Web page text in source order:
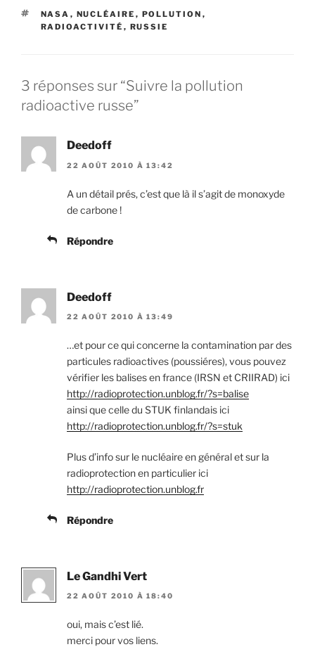
ÉTIQUETTES
NASA , NUCLÉAIRE , POLLUTION ,
RADIOACTIVITÉ , RUSSIE
3 réponses sur “Suivre la pollution
radioactive russe”
Deedoff
22 AOÛT 2010 À 13:42
A un détail prés, c’est que là il s’agit de monoxyde
de carbone !
Répondre
Deedoff
22 AOÛT 2010 À 13:49
…et pour ce qui concerne la contamination par des
particules radioactives (poussiéres), vous pouvez
vérifier les balises en france (IRSN et CRIIRAD) ici
http://radioprotection.unblog.fr/?s=balise
ainsi que celle du STUK finlandais ici
http://radioprotection.unblog.fr/?s=stuk
Plus d’info sur le nucléaire en général et sur la
radioprotection en particulier ici
http://radioprotection.unblog.fr
Répondre
Le Gandhi Vert
22 AOÛT 2010 À 18:40
oui, mais c’est lié.
merci pour vos liens.